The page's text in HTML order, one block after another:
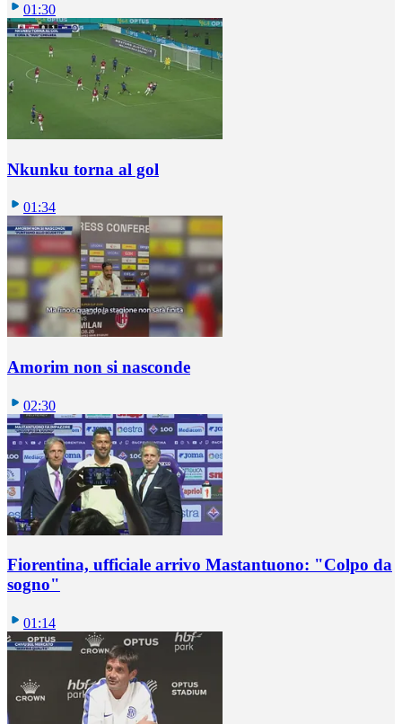
01:30
Nkunku torna al gol
01:34
Amorim non si nasconde
02:30
Fiorentina, ufficiale arrivo Mastantuono: "Colpo da
sogno"
01:14